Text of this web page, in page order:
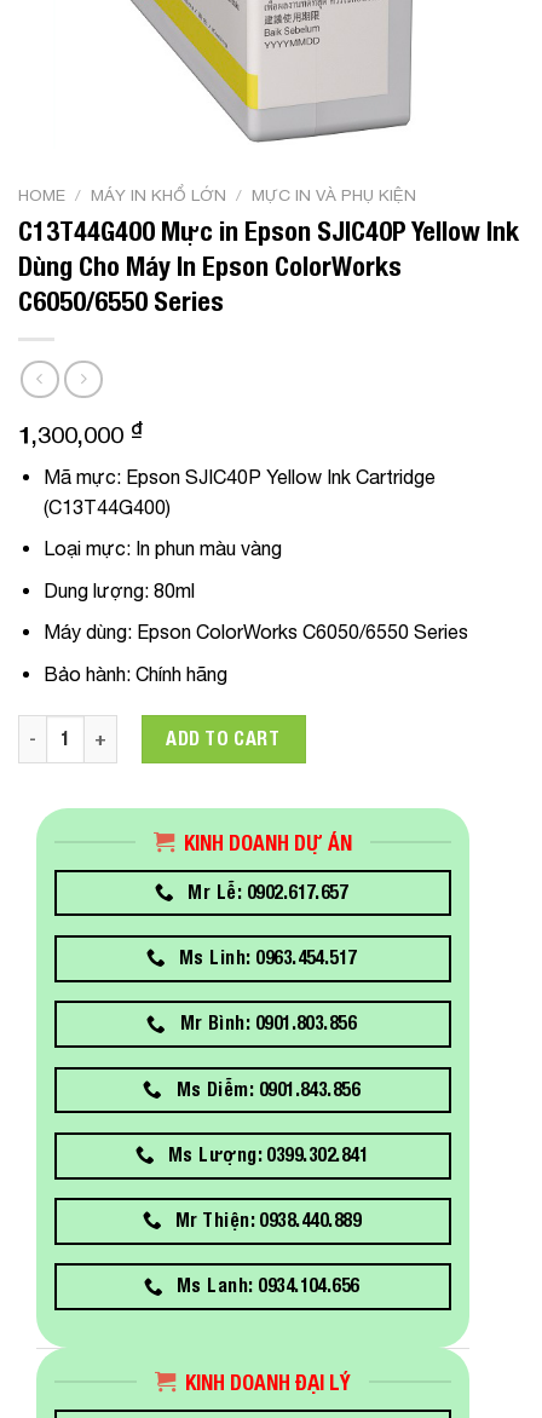
HOME / MÁY IN KHỔ LỚN / MỰC IN VÀ PHỤ KIỆN
C13T44G400 Mực in Epson SJIC40P Yellow Ink
Dùng Cho Máy In Epson ColorWorks
C6050/6550 Series
1,300,000 ₫
Mã mực: Epson SJIC40P Yellow Ink Cartridge
(C13T44G400)
Loại mực:In phun màu vàng
Dung lượng:80ml
Máy dùng: Epson ColorWorks C6050/6550 Series
Bảo hành:Chính hãng
C13T44G400 Mực in Epson SJIC40P Yellow Ink Dùng Cho
ADD TO CART
KINH DOANH DỰ ÁN
Mr Lễ: 0902.617.657
Ms Linh: 0963.454.517
Mr Bình: 0901.803.856
Ms Diễm: 0901.843.856
Ms Lượng: 0399.302.841
Mr Thiện: 0938.440.889
Ms Lanh: 0934.104.656
KINH DOANH ĐẠI LÝ